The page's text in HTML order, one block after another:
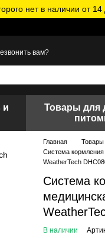
нет в наличии от 14
вам?
и
Товары для
Главная
Система
WeatherTech
Система
В наличии